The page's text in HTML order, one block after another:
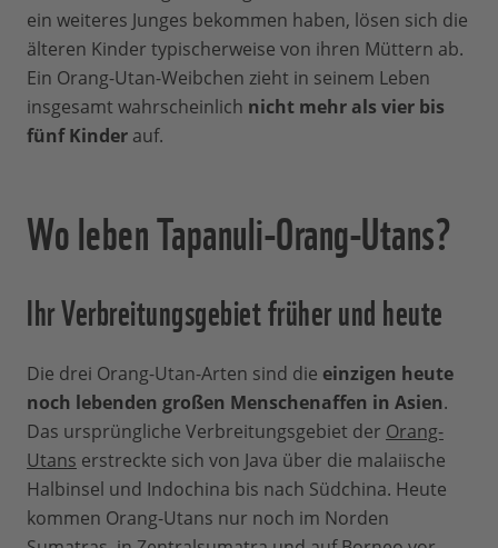
ein weiteres Junges bekommen haben, lösen sich die
älteren Kinder typischerweise von ihren Müttern ab.
Ein Orang-Utan-Weibchen zieht in seinem Leben
insgesamt wahrscheinlich nicht mehr als vier bis
fünf Kinder auf.
Wo leben Tapanuli-Orang-Utans?
Ihr Verbreitungsgebiet früher und heute
Die drei Orang-Utan-Arten sind die einzigen heute
noch lebenden großen Menschenaffen in Asien.
Das ursprüngliche Verbreitungsgebiet der Orang-
Utans erstreckte sich von Java über die malaiische
Halbinsel und Indochina bis nach Südchina. Heute
kommen Orang-Utans nur noch im Norden